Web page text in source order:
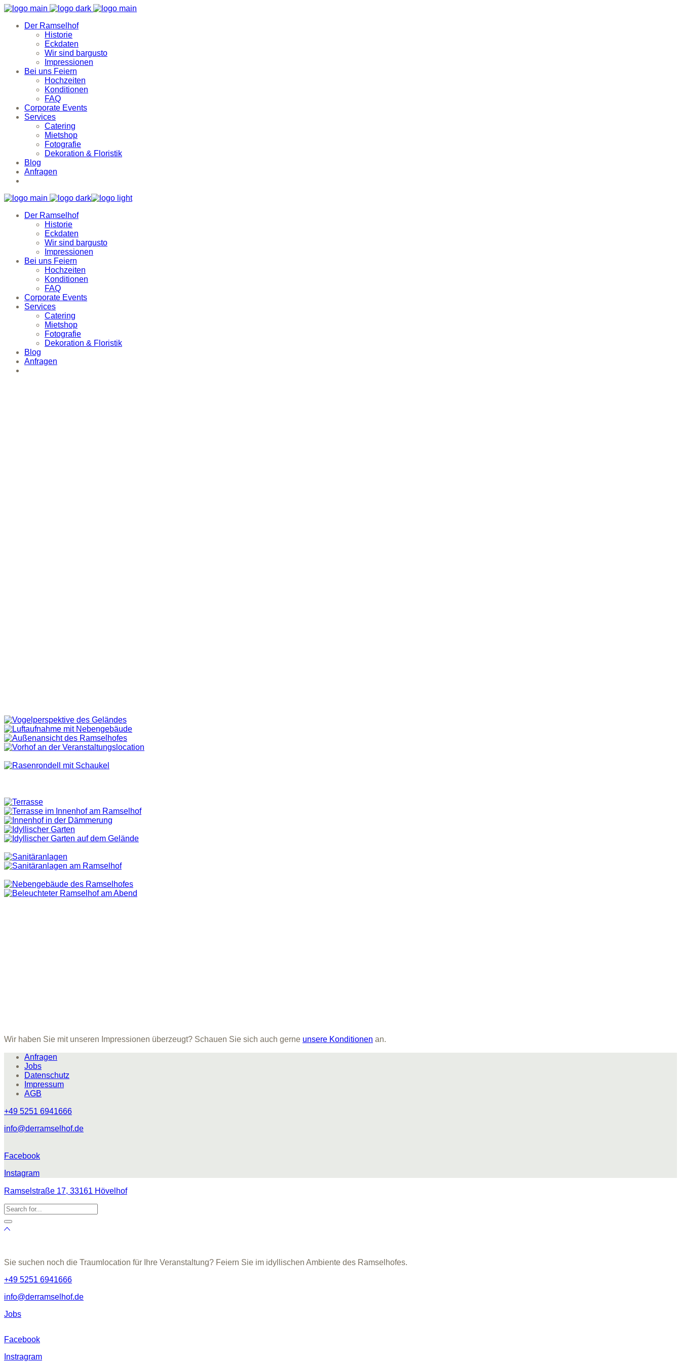
Der Ramselhof
Historie
Eckdaten
Wir sind bargusto
Impressionen
Bei uns Feiern
Hochzeiten
Konditionen
FAQ
Corporate Events
Services
Catering
Mietshop
Fotografie
Dekoration & Floristik
Blog
Anfragen
Der Ramselhof
Historie
Eckdaten
Wir sind bargusto
Impressionen
Bei uns Feiern
Hochzeiten
Konditionen
FAQ
Corporate Events
Services
Catering
Mietshop
Fotografie
Dekoration & Floristik
Blog
Anfragen
Wir haben Sie mit unseren Impressionen überzeugt? Schauen Sie sich auch gerne unsere Konditionen an.
Anfragen
Jobs
Datenschutz
Impressum
AGB
+49 5251 6941666
info@derramselhof.de
Facebook
Instagram
Ramselstraße 17, 33161 Hövelhof
Sie suchen noch die Traumlocation für Ihre Veranstaltung? Feiern Sie im idyllischen Ambiente des Ramselhofes.
+49 5251 6941666
info@derramselhof.de
Jobs
Facebook
Instragram